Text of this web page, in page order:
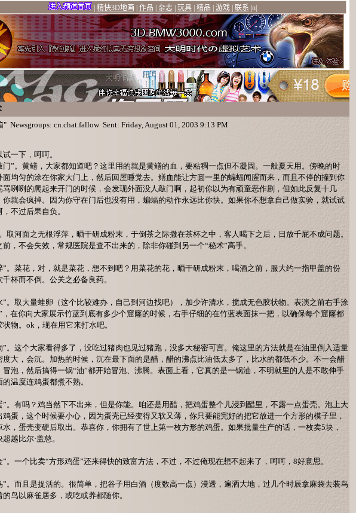
" Newsgroups: cn.chat.fallow Sent: Friday, August 01, 2003 9:13 PM
一下，呵呵。
门”。黄鳝，大家都知道吧？这里用的就是黄鳝的血，要粘稠一点但不凝固。一般夏天用。傍晚的时
面均匀的涂在你家大门上，然后回屋睡觉去。鳝血能让方圆一里的蝙蝠闻腥而来，而且不停的撞到你
骂咧咧的爬起来开门的时候，会发现外面没人敲门啊，起初你以为有顽童恶作剧，但如此反复十几
你就会疯掉。因为你守在门后也没有用，蝙蝠的动作永远比你快。如果你不想拿自己做实验，就试试
不过后果自负。
取河面之无根浮萍，晒干研成粉末，于倒茶之际撒在茶杯之中，客人喝下之后，日放千屁不成问题。
，不会失效，常规医院是查不出来的，除非你碰到另一个“秘术”高手。
”。菜花，对，就是菜花，想不到吧？用菜花的花，晒干研成粉末，喝酒之前，服大约一指甲盖的份
杯而不倒。公关之必备良药。
”。取大量蛙卵（这个比较难办，自己到河边找吧），加少许清水，搅成无色胶状物。表演之前右手涂
，在你向大家展示竹蓝到底有多少个窟窿的时候，右手仔细的在竹蓝表面抹一把，以确保每个窟窿都
物。ok，现在用它来打水吧。
”。这个大家看得多了，没吃过猪肉也见过猪跑，没多大秘密可言。俺这里的方法就是在油里倒入适量
度大，会沉。加热的时候，沉在最下面的是醋，醋的沸点比油低太多了，比水的都低不少。不一会醋
冒泡，然后搞得一锅“油”都开始冒泡、沸腾。表面上看，它真的是一锅油，不明就里的人是不敢伸手
温度连鸡蛋都煮不熟。
”。有吗？鸡当然下不出来，但是你能。咱还是用醋，把鸡蛋整个儿浸到醋里，不露一点蛋壳。泡上大
鸡蛋，这个时候要小心，因为蛋壳已经变得又软又薄，你只要能完好的把它放进一个方形的模子里，
水，蛋壳变硬后取出。恭喜你，你拥有了世上第一枚方形的鸡蛋。如果批量生产的话，一枚卖5块，
越比尔·盖慈。
”。一个比卖“方形鸡蛋”还来得快的致富方法，不过，不过俺现在想不起来了，呵呵，8好意思。
”。而且是捉活的。很简单，把谷子用白酒（度数高一点）浸透，遍洒大地，过几个时辰拿麻袋去装鸟
鸟以麻雀居多，或吃或养都随你。